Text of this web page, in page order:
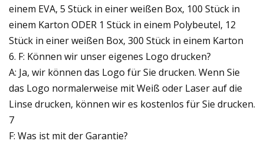
einem EVA, 5 Stück in einer weißen Box, 100 Stück in
einem Karton ODER 1 Stück in einem Polybeutel, 12
Stück in einer weißen Box, 300 Stück in einem Karton
6. F: Können wir unser eigenes Logo drucken?
A: Ja, wir können das Logo für Sie drucken. Wenn Sie
das Logo normalerweise mit Weiß oder Laser auf die
Linse drucken, können wir es kostenlos für Sie drucken.
7
F: Was ist mit der Garantie?